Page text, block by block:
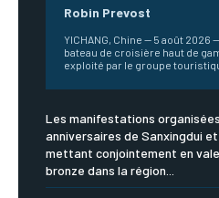
Robin Prevost
YICHANG, Chine — 5 août 2026
bateau de croisière haut de
exploité par le groupe
Les manifestations organisées
anniversaires de Sanxingdui
mettant conjointement en
bronze dans la région...